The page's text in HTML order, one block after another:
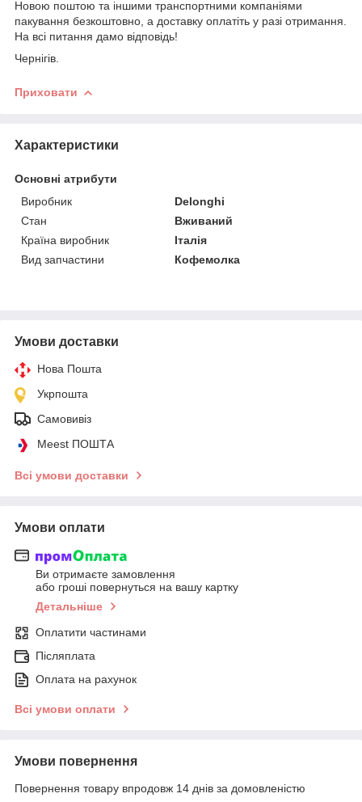
Новою поштою та іншими транспортними компаніями
пакування безкоштовно, а доставку оплатіть у разі отримання.
На всі питання дамо відповідь!
Чернігів.
Приховати
Характеристики
Основні атрибути
Виробник
Delonghi
Стан
Вживаний
Країна виробник
Італія
Вид запчастини
Кофемолка
Умови доставки
Нова Пошта
Укрпошта
Самовивіз
Meest ПОШТА
Всі умови доставки
Умови оплати
Ви отримаєте замовлення
або гроші повернуться на вашу картку
Детальніше
Оплатити частинами
Післяплата
Оплата на рахунок
Всі умови оплати
Умови повернення
Повернення товару впродовж 14 днів за домовленістю